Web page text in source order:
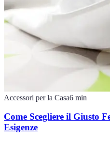
Accessori per la Casa6 min
Come Scegliere il Giusto
Esigenze